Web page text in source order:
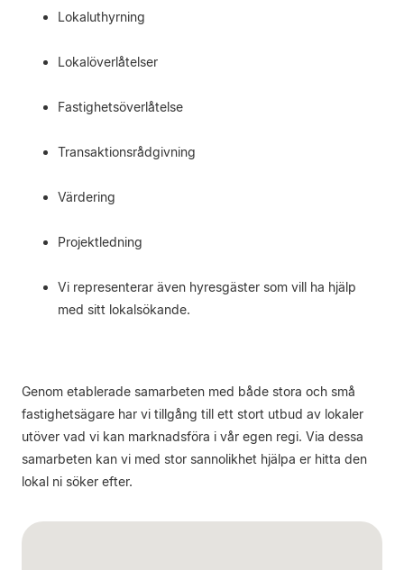
Lokaluthyrning
Lokalöverlåtelser
Fastighetsöverlåtelse
Transaktionsrådgivning
Värdering
Projektledning
Vi representerar även hyresgäster som vill ha hjälp
med sitt lokalsökande.
Genom etablerade samarbeten med både stora och små
fastighetsägare har vi tillgång till ett stort utbud av lokaler
utöver vad vi kan marknadsföra i vår egen regi. Via dessa
samarbeten kan vi med stor sannolikhet hjälpa er hitta den
lokal ni söker efter.